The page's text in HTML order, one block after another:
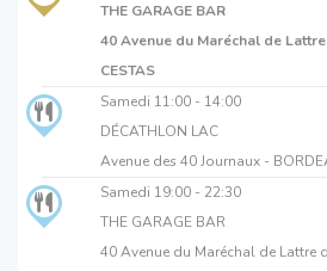
THE GARAGE BAR
40 Avenue du Maréchal de
CESTAS
Samedi 11:00 - 14:00
DÉCATHLON LAC
Avenue des 40 Journaux -
Samedi 19:00 - 22:30
THE GARAGE BAR
40 Avenue du Maréchal de Lattre